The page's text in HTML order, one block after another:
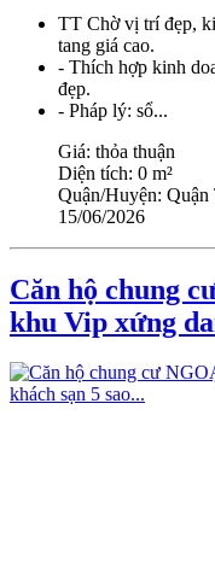
TT Chờ vị trí đẹp,
tang giá cao.
- Thích hợp kinh
đẹp.
- Pháp lý: sổ...
Giá: thỏa thuận
Diện tích: 0 m²
Quận/Huyện: Quận
15/06/2026
Căn hộ chung
khu Vip xứng